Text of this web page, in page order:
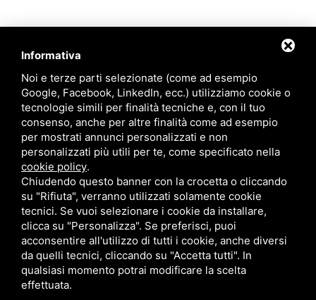
Questo sito è protetto da Google reCAPTCHA v3, Privacy Policy
Informativa
Noi e terze parti selezionate (come ad esempio
Google, Facebook, LinkedIn, ecc.) utilizziamo cookie o
tecnologie simili per finalità tecniche e, con il tuo
consenso, anche per altre finalità come ad esempio
per mostrati annunci personalizzati e non
personalizzati più utili per te, come specificato nella
cookie policy.
Chiudendo questo banner con la crocetta o cliccando
su "Rifiuta", verranno utilizzati solamente cookie
tecnici. Se vuoi selezionare i cookie da installare,
clicca su "Personalizza". Se preferisci, puoi
acconsentire all'utilizzo di tutti i cookie, anche diversi
da quelli tecnici, cliccando su "Accetta tutti". In
qualsiasi momento potrai modificare la scelta
effettuata.